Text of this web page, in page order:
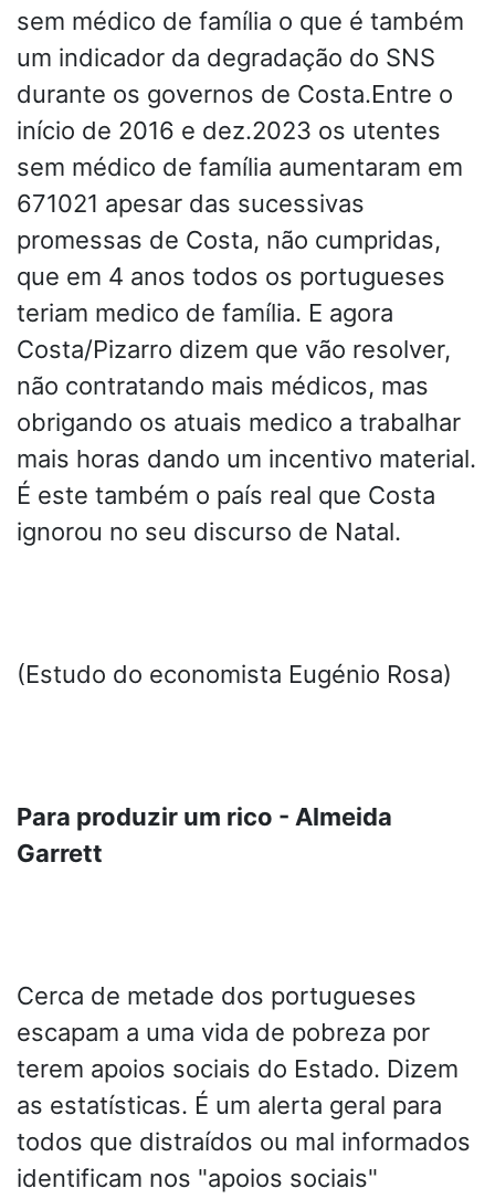
sem médico de família o que é também
um indicador da degradação do SNS
durante os governos de Costa.Entre o
início de 2016 e dez.2023 os utentes
sem médico de família aumentaram em
671021 apesar das sucessivas
promessas de Costa, não cumpridas,
que em 4 anos todos os portugueses
teriam medico de família. E agora
Costa/Pizarro dizem que vão resolver,
não contratando mais médicos, mas
obrigando os atuais medico a trabalhar
mais horas dando um incentivo material.
É este também o país real que Costa
ignorou no seu discurso de Natal.
(Estudo do economista Eugénio Rosa)
Para produzir um rico - Almeida
Garrett
Cerca de metade dos portugueses
escapam a uma vida de pobreza por
terem apoios sociais do Estado. Dizem
as estatísticas. É um alerta geral para
todos que distraídos ou mal informados
identificam nos "apoios sociais"